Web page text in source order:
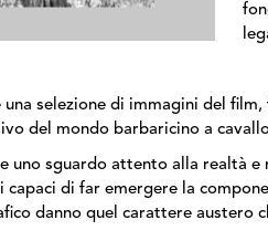
una selezione di immagini del
del mondo barbaricino a
uno sguardo attento alla realtà
capaci di far emergere la
danno quel carattere austero